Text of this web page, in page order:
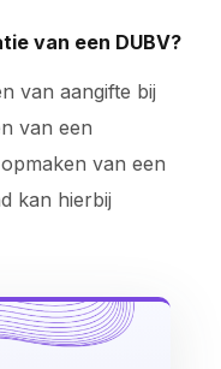
van een DUBV?
van aangifte bij
van een
van een
kan hierbij